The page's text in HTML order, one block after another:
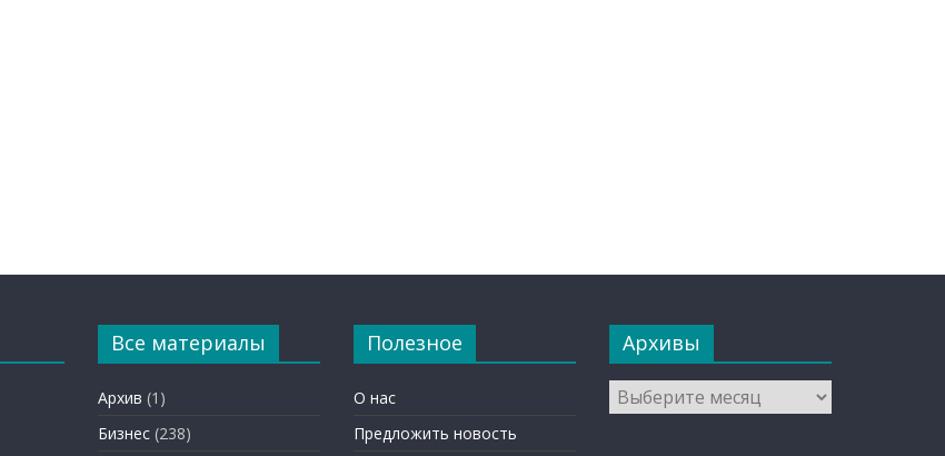
Все материалы
Архив (1)
Бизнес (238)
Полезное
О нас
Предложить новость
Архивы
Архивы